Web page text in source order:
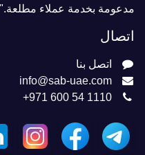
مدعومة بخدمة عملاء مطلعة."
اتصال
اتصل بنا
info@sab-uae.com
+971 600 54 1110